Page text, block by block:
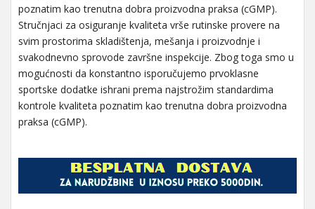
poznatim kao trenutna dobra proizvodna praksa (cGMP).
Stručnjaci za osiguranje kvaliteta vrše rutinske provere na
svim prostorima skladištenja, mešanja i proizvodnje i
svakodnevno sprovode završne inspekcije. Zbog toga smo u
mogućnosti da konstantno isporučujemo prvoklasne
sportske dodatke ishrani prema najstrožim standardima
kontrole kvaliteta poznatim kao trenutna dobra proizvodna
praksa (cGMP).